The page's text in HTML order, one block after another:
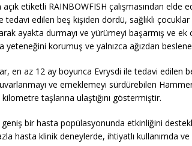
etiketli RAINBOWFISH çalışmasından elde
edilen beş kişiden dördü, sağlıklı
ayakta durmayı ve yürümeyi başarmış ve
yeteneğini korumuş ve yalnızca ağızdan
en az 12 ay boyunca Evrysdi ile tedavi edilen
ve emeklemeyi sürdürebilen
taşlarına ulaştığını göstermiştir.
geniş bir hasta popülasyonunda etkinliğini
hasta klinik deneylerde, ihtiyatlı kullanımda